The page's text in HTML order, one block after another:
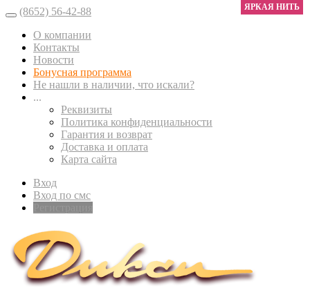
(8652) 56-42-88
О компании
Контакты
Новости
Бонусная программа
Не нашли в наличии, что искали?
...
Реквизиты
Политика конфиденциальности
Гарантия и возврат
Доставка и оплата
Карта сайта
Вход
Вход по смс
ЯРКАЯ НИТЬ